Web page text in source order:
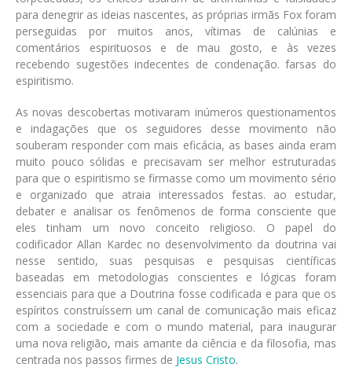
para denegrir as ideias nascentes, as próprias irmãs Fox foram
perseguidas por muitos anos, vítimas de calúnias e
comentários espirituosos e de mau gosto, e às vezes
recebendo sugestões indecentes de condenação. farsas do
espiritismo.
As novas descobertas motivaram inúmeros questionamentos
e indagações que os seguidores desse movimento não
souberam responder com mais eficácia, as bases ainda eram
muito pouco sólidas e precisavam ser melhor estruturadas
para que o espiritismo se firmasse como um movimento sério
e organizado que atraia interessados festas. ao estudar,
debater e analisar os fenômenos de forma consciente que
eles tinham um novo conceito religioso. O papel do
codificador Allan Kardec no desenvolvimento da doutrina vai
nesse sentido, suas pesquisas e pesquisas científicas
baseadas em metodologias conscientes e lógicas foram
essenciais para que a Doutrina fosse codificada e para que os
espíritos construíssem um canal de comunicação mais eficaz
com a sociedade e com o mundo material, para inaugurar
uma nova religião, mais amante da ciência e da filosofia, mas
centrada nos passos firmes de Jesus Cristo.